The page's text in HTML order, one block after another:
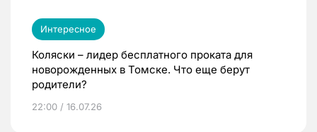
Интересное
Коляски – лидер бесплатного проката для
новорожденных в Томске. Что еще берут
родители?
22:00 / 16.07.26